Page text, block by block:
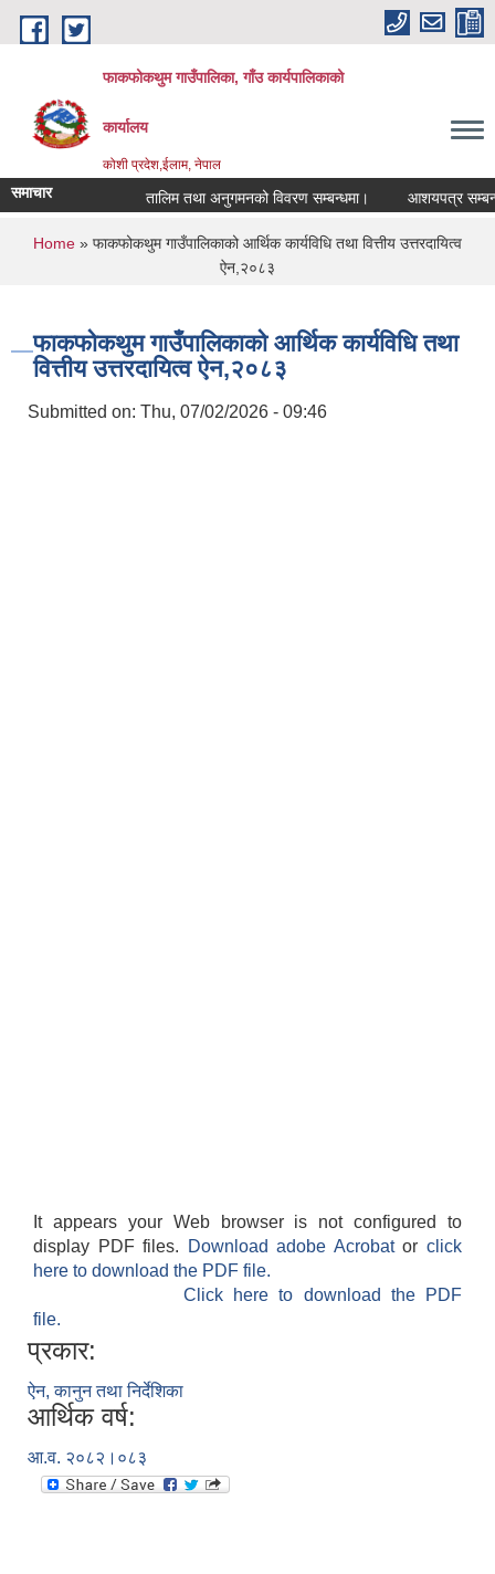
Skip to main content
फाकफोकथुम गाउँपालिका, गाँउ कार्यपालिकाको
कार्यालय
कोशी प्रदेश,ईलाम, नेपाल
समाचार तालिम तथा अनुगमनको विवरण सम्बन्धमा। आशयपत्र सम्बन्धी
You are here
Home » फाकफोकथुम गाउँपालिकाको आर्थिक कार्यविधि तथा वित्तीय उत्तरदायित्व
ऐन,२०८३
फाकफोकथुम गाउँपालिकाको आर्थिक कार्यविधि तथा
वित्तीय उत्तरदायित्व ऐन,२०८३
Submitted on: Thu, 07/02/2026 - 09:46
It appears your Web browser is not configured to
display PDF files.
Download adobe Acrobatorclick
here to download the PDF file.
Click here to download the PDF
file.
प्रकार:
ऐन, कानुन तथा निर्देशिका
आर्थिक वर्ष:
आ.व. २०८२।०८३